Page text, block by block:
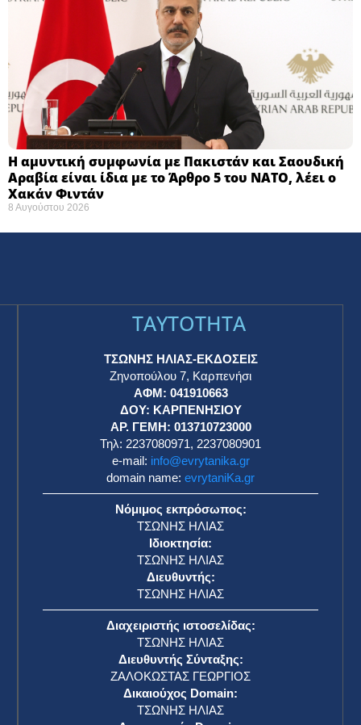
Η αμυντική συμφωνία με Πακιστάν και Σαουδική
Αραβία είναι ίδια με το Άρθρο 5 του ΝΑΤΟ, λέει ο
Χακάν Φιντάν
8 Αυγούστου 2026
TAYTOTHTA
ΤΣΩΝΗΣ ΗΛΙΑΣ-ΕΚΔΟΣΕΙΣ
Ζηνοπούλου 7, Καρπενήσι
ΑΦΜ: 041910663
ΔΟΥ: ΚΑΡΠΕΝΗΣΙΟΥ
ΑΡ. ΓΕΜΗ: 013710723000
Τηλ: 2237080971, 2237080901
e-mail: info@evrytanika.gr
domain name: evrytaniKa.gr
Νόμιμος εκπρόσωπος:
ΤΣΩΝΗΣ ΗΛΙΑΣ
Ιδιοκτησία:
ΤΣΩΝΗΣ ΗΛΙΑΣ
Διευθυντής:
ΤΣΩΝΗΣ ΗΛΙΑΣ
Διαχειριστής ιστοσελίδας:
ΤΣΩΝΗΣ ΗΛΙΑΣ
Διευθυντής Σύνταξης:
ΖΑΛΟΚΩΣΤΑΣ ΓΕΩΡΓΙΟΣ
Δικαιούχος Domain:
ΤΣΩΝΗΣ ΗΛΙΑΣ